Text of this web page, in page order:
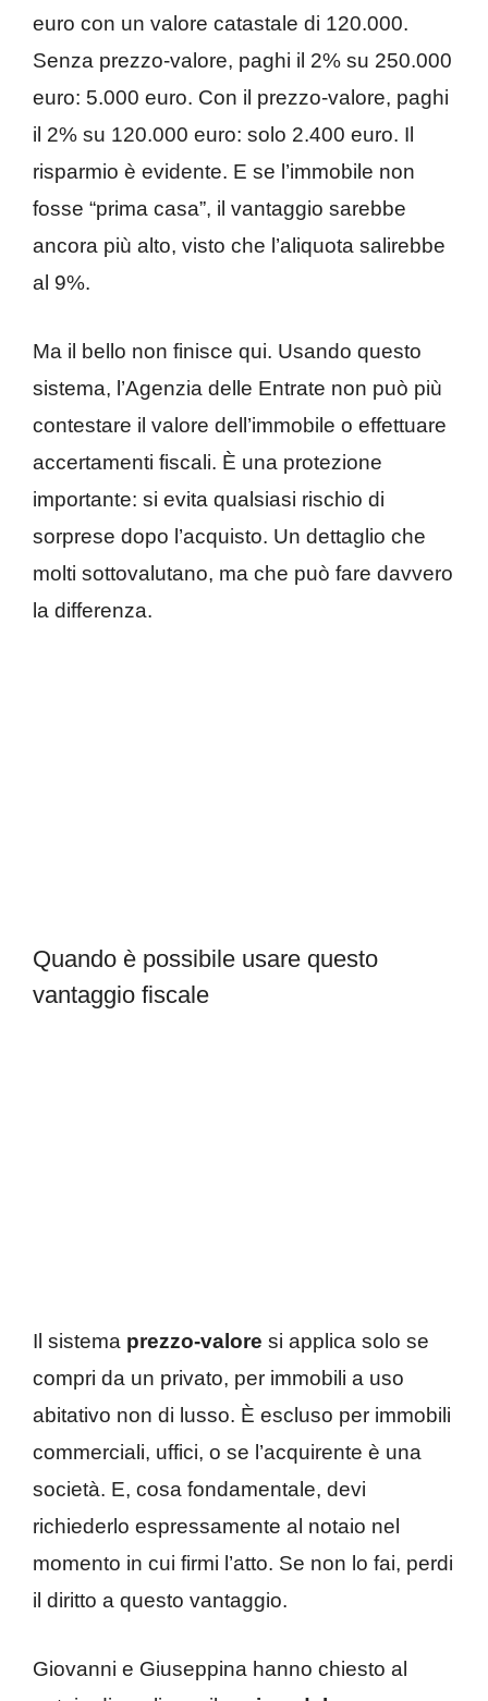
euro con un valore catastale di 120.000.
Senza prezzo-valore, paghi il 2% su 250.000
euro: 5.000 euro. Con il prezzo-valore, paghi
il 2% su 120.000 euro: solo 2.400 euro. Il
risparmio è evidente. E se l’immobile non
fosse “prima casa”, il vantaggio sarebbe
ancora più alto, visto che l’aliquota salirebbe
al 9%.
Ma il bello non finisce qui. Usando questo
sistema, l’Agenzia delle Entrate non può più
contestare il valore dell’immobile o effettuare
accertamenti fiscali. È una protezione
importante: si evita qualsiasi rischio di
sorprese dopo l’acquisto. Un dettaglio che
molti sottovalutano, ma che può fare davvero
la differenza.
Quando è possibile usare questo
vantaggio fiscale
Il sistema prezzo-valore si applica solo se
compri da un privato, per immobili a uso
abitativo non di lusso. È escluso per immobili
commerciali, uffici, o se l’acquirente è una
società. E, cosa fondamentale, devi
richiederlo espressamente al notaio nel
momento in cui firmi l’atto. Se non lo fai, perdi
il diritto a questo vantaggio.
Giovanni e Giuseppina hanno chiesto al